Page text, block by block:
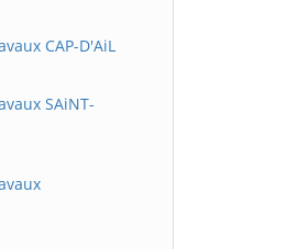
CAP-D'AiL
SAiNT-